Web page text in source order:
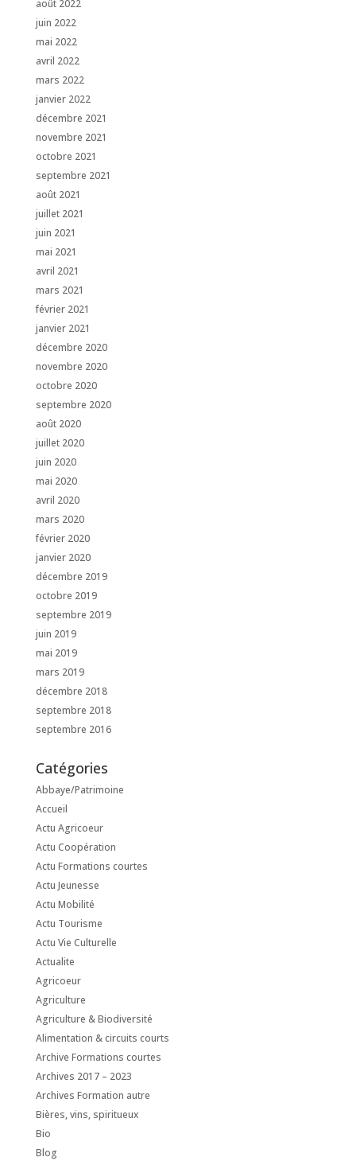
août 2022
juin 2022
mai 2022
avril 2022
mars 2022
janvier 2022
décembre 2021
novembre 2021
octobre 2021
septembre 2021
août 2021
juillet 2021
juin 2021
mai 2021
avril 2021
mars 2021
février 2021
janvier 2021
décembre 2020
novembre 2020
octobre 2020
septembre 2020
août 2020
juillet 2020
juin 2020
mai 2020
avril 2020
mars 2020
février 2020
janvier 2020
décembre 2019
octobre 2019
septembre 2019
juin 2019
mai 2019
mars 2019
décembre 2018
septembre 2018
septembre 2016
Catégories
Abbaye/Patrimoine
Accueil
Actu Agricoeur
Actu Coopération
Actu Formations courtes
Actu Jeunesse
Actu Mobilité
Actu Tourisme
Actu Vie Culturelle
Actualite
Agricoeur
Agriculture
Agriculture & Biodiversité
Alimentation & circuits courts
Archive Formations courtes
Archives 2017 – 2023
Archives Formation autre
Bières, vins, spiritueux
Bio
Blog